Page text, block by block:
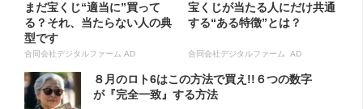
まだ宝くじ“適当に”買って
る？それ、当たらない人の典
型です
合同会社デジタルファーム AD
宝くじが当たる人にだけ共通
する“ある特徴”とは？
合同会社デジタルファーム AD
８月のロト6はこの方法で買え!!６つの数字
が『完全一致』する方法